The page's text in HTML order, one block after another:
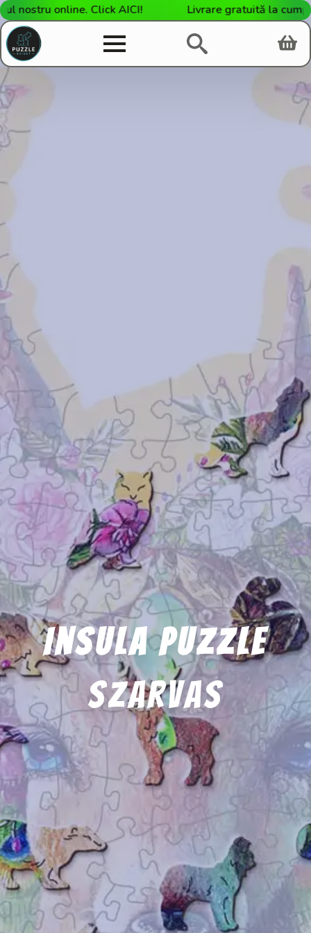
nostru online. Click AICI! Livrare gratuită la
Insula Puzzle
szarvas